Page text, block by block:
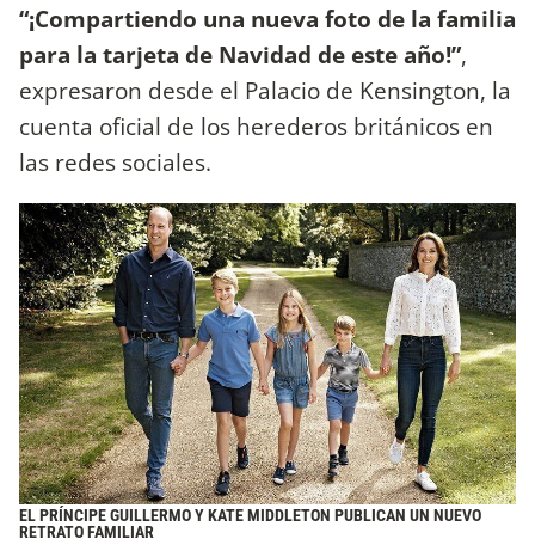
“¡Compartiendo una nueva foto de la familia
para la tarjeta de Navidad de este año!”,
expresaron desde el Palacio de Kensington, la
cuenta oficial de los herederos británicos en
las redes sociales.
EL PRÍNCIPE GUILLERMO Y KATE MIDDLETON PUBLICAN UN NUEVO
RETRATO FAMILIAR